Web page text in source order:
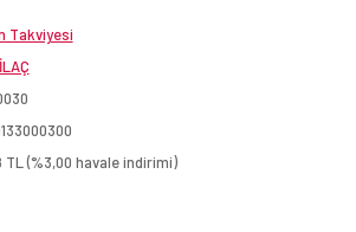
Takviyesi
TL (%3,00 havale indirimi)